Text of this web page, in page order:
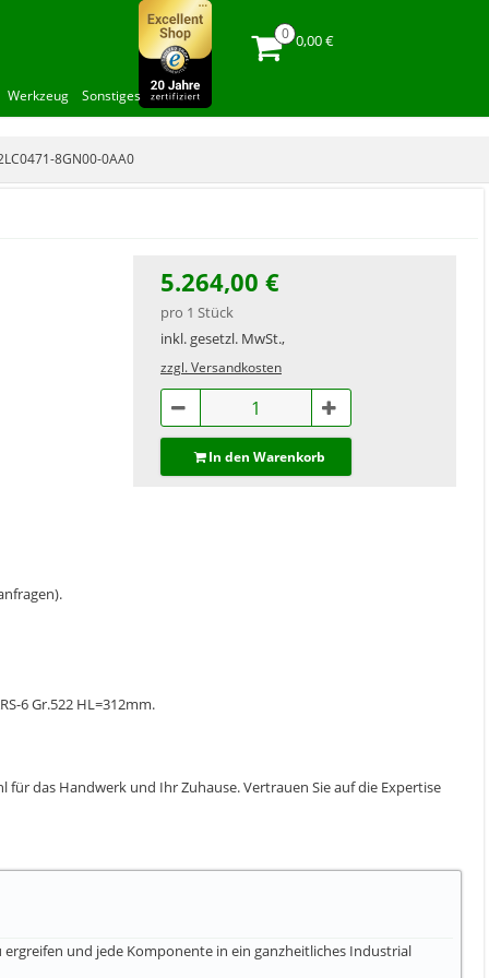
0,00 €
Werkzeug Sonstiges
8GN00-0AA0
5.264,00 €
pro 1 Stück
inkl. gesetzl. MwSt.,
zzgl. Versandkosten
In den Warenkorb
6 Gr.522 HL=312mm.
das Handwerk und Ihr Zuhause. Vertrauen Sie auf die Expertise
ergreifen und jede Komponente in ein ganzheitliches Industrial